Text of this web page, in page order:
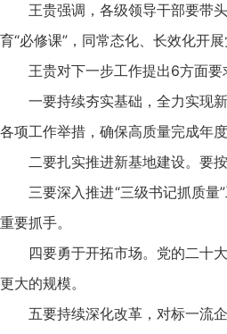
王贵强调，各级领导干部要带
育“必修课”，同常态化、长效化开
王贵对下一步工作提出6方面要
一要持续夯实基础，全力实现
各项工作举措，确保高质量完成年度
二要扎实推进新基地建设。要
三要深入推进“三级书记抓质
重要抓手。
四要勇于开拓市场。党的二十
更大的规模。
五要持续深化改革，对标一流